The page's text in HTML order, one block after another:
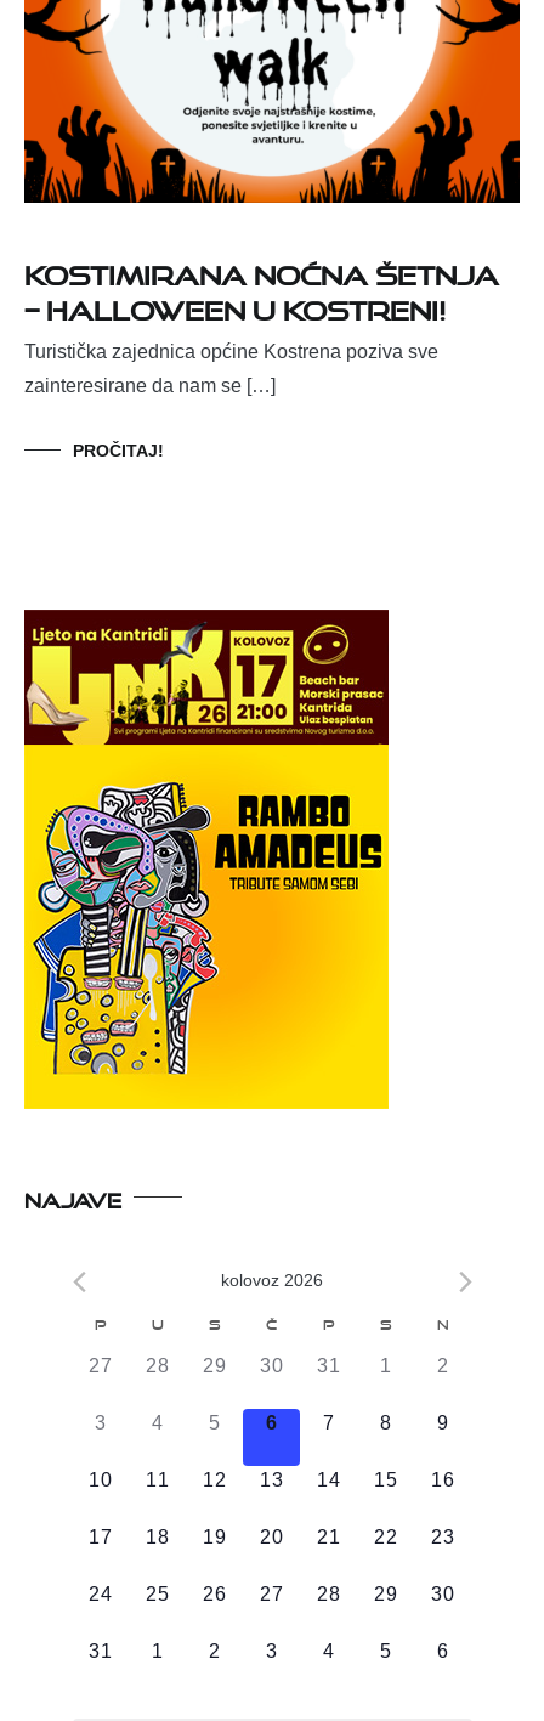
Kostimirana noćna šetnja
– Halloween u Kostreni!
Turistička zajednica općine Kostrena poziva sve
zainteresirane da nam se […]
PROČITAJ!
NAJAVE
kolovoz 2026
Kalendar
od
Događaji
P U S Č P S N
0
27
0
28
0
29
0
30
0
31
0
1
0
2
0
3
0
4
0
5
0
6
0
7
0
8
0
9
0
10
0
11
0
12
0
13
0
14
0
15
0
16
0
17
0
18
0
19
0
20
0
21
0
22
0
23
0
24
0
25
0
26
0
27
0
28
0
29
0
30
0
31
0
1
0
2
0
3
0
4
0
5
0
6